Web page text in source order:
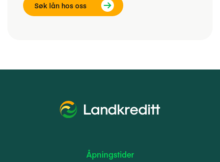
Søk lån hos oss
Åpningstider